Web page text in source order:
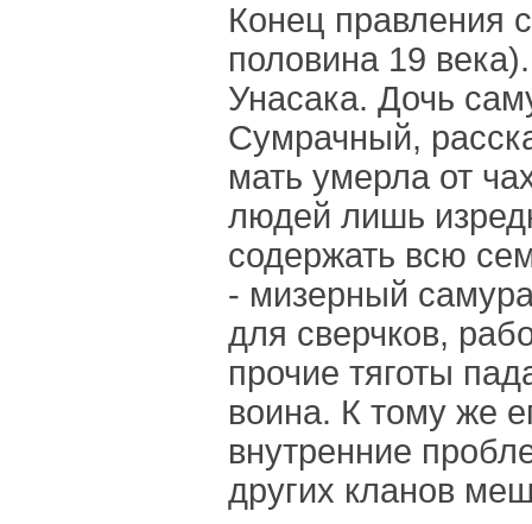
Конец правления
половина 19
Унасака. Дочь
Сумрачный,
мать умерла от
людей лишь
содержать всю
- мизерный
для сверчков,
прочие тяготы
воина. К тому же
внутренние
других кланов